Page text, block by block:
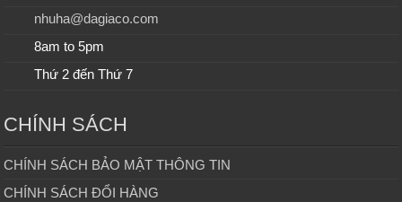
nhuha@dagiaco.com
8am to 5pm
Thứ 2 đến Thứ 7
CHÍNH SÁCH
CHÍNH SÁCH BẢO MẬT THÔNG TIN
CHÍNH SÁCH ĐỔI HÀNG